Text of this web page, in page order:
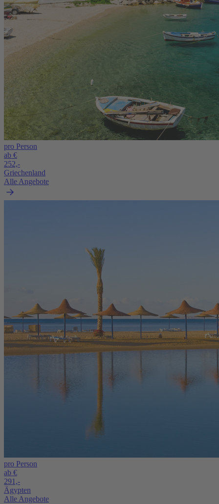
pro Person
ab €
252,-
Griechenland
Alle Angebote
pro Person
ab €
291,-
Ägypten
Alle Angebote